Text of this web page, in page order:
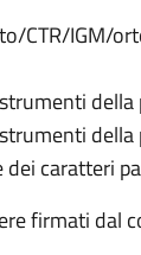
CTR/IGM/
caratteri
firmati dal